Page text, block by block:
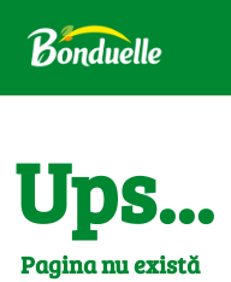
Ups...
Pagina nu există